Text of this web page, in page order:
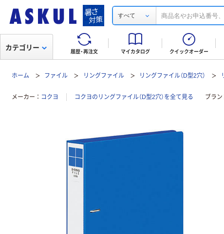
すべて
履歴・再注文 マイカタログ クイックオーダー
カテゴリー
ホーム ファイル リングファイル リングファイル（D型2穴）
メーカー コクヨ コクヨのリングファイル（D型2穴）を全て見る ブラン